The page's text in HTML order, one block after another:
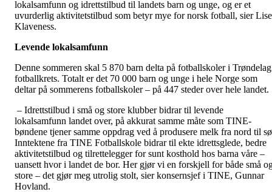
lokalsamfunn og idrettstilbud til landets barn og unge, og er et
uvurderlig aktivitetstilbud som betyr mye for norsk fotball, sier Lise
Klaveness.
Levende lokalsamfunn
Denne sommeren skal 5 870 barn delta på fotballskoler i Trøndelag
fotballkrets. Totalt er det 70 000 barn og unge i hele Norge som
deltar på sommerens fotballskoler – på 447 steder over hele landet.
– Idrettstilbud i små og store klubber bidrar til levende
lokalsamfunn landet over, på akkurat samme måte som TINE-
bøndene tjener samme oppdrag ved å produsere melk fra nord til
Inntektene fra TINE Fotballskole bidrar til ekte idrettsglede, bedre
aktivitetstilbud og tilrettelegger for sunt kosthold hos barna våre –
uansett hvor i landet de bor. Her gjør vi en forskjell for både små
store – det gjør meg utrolig stolt, sier konsernsjef i TINE, Gunnar
Hovland.